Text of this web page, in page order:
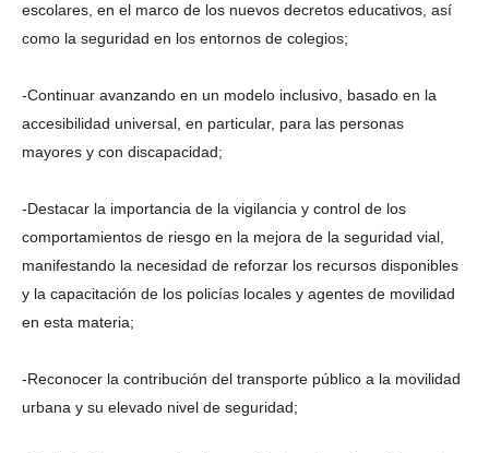
escolares, en el marco de los nuevos decretos educativos, así
como la seguridad en los entornos de colegios;
-Continuar avanzando en un modelo inclusivo, basado en la
accesibilidad universal, en particular, para las personas
mayores y con discapacidad;
-Destacar la importancia de la vigilancia y control de los
comportamientos de riesgo en la mejora de la seguridad vial,
manifestando la necesidad de reforzar los recursos disponibles
y la capacitación de los policías locales y agentes de movilidad
en esta materia;
-Reconocer la contribución del transporte público a la movilidad
urbana y su elevado nivel de seguridad;